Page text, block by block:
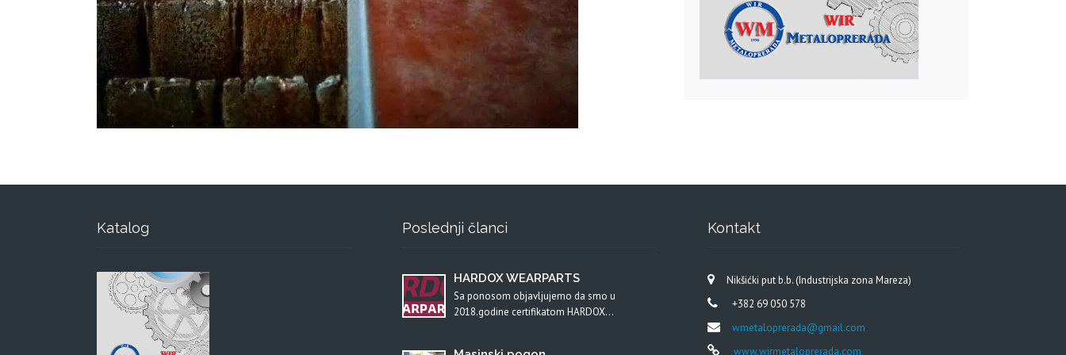
Katalog Poslednji članci
HARDOX WEARPARTS
Sa ponosom objavljujemo da smo u
2018.godine certifikatom HARDOX…
Kontakt
Nikšićki put b.b. (Industrijska zona Mareza)
+382 69 050 578
wmetaloprerada@gmail.com
www.wirmetaloprerada.com